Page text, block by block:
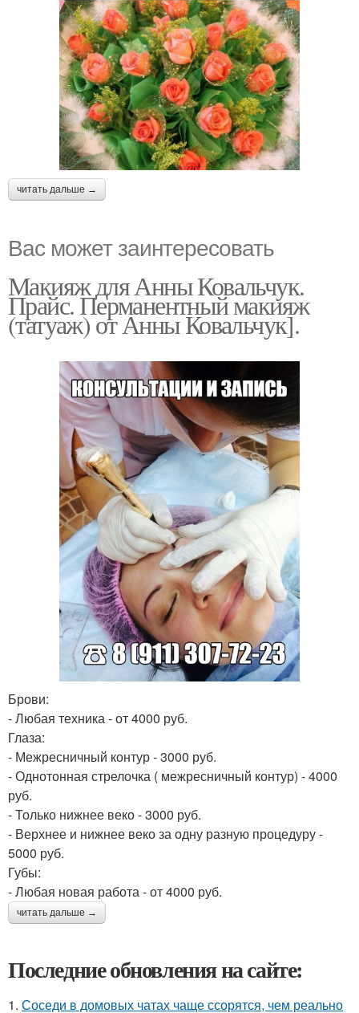
читать дальше →
Вас может заинтересовать
Макияж для Анны Ковальчук.
Прайс. Перманентный макияж
(татуаж) от Анны Ковальчук].
Брови:
- Любая техника - от 4000 руб.
Глаза:
- Межресничный контур - 3000 руб.
- Однотонная стрелочка ( межресничный контур) - 4000
руб.
- Только нижнее веко - 3000 руб.
- Верхнее и нижнее веко за одну разную процедуру -
5000 руб.
Губы:
- Любая новая работа - от 4000 руб.
читать дальше →
Последние обновления на сайте:
1. Соседи в домовых чатах чаще ссорятся, чем реально